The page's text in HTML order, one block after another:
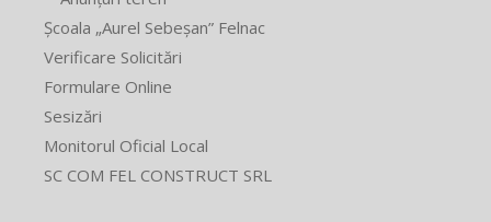
Școala „Aurel Sebeșan” Felnac
Verificare Solicitări
Formulare Online
Sesizări
Monitorul Oficial Local
SC COM FEL CONSTRUCT SRL